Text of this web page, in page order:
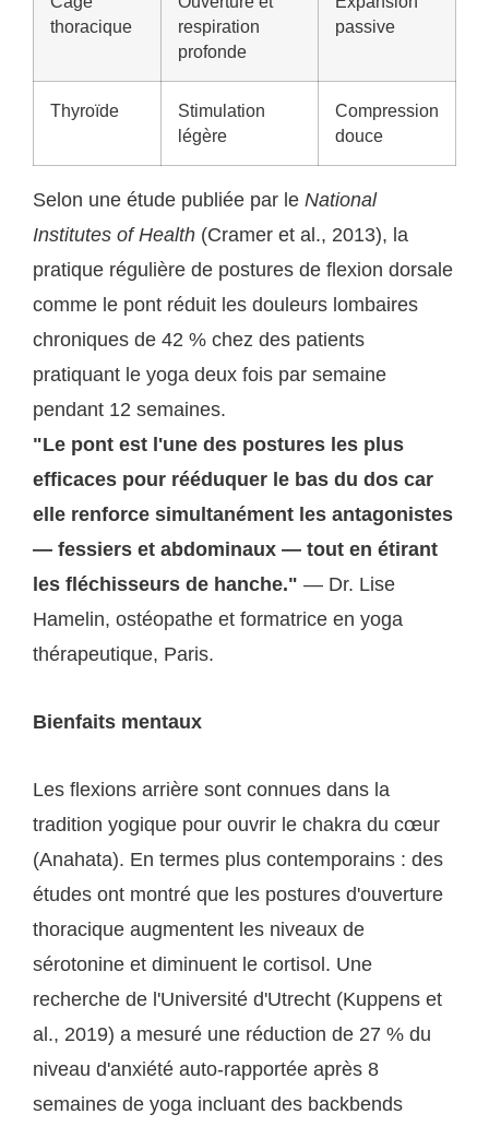
thoracique
respiration
profonde
passive
Thyroïde
Stimulation
légère
Compression
douce
Selon une étude publiée par le National
Institutes of Health (Cramer et al., 2013), la
pratique régulière de postures de flexion dorsale
comme le pont réduit les douleurs lombaires
chroniques de 42 % chez des patients
pratiquant le yoga deux fois par semaine
pendant 12 semaines.
"Le pont est l'une des postures les plus
efficaces pour rééduquer le bas du dos car
elle renforce simultanément les antagonistes
— fessiers et abdominaux — tout en étirant
les fléchisseurs de hanche." — Dr. Lise
Hamelin, ostéopathe et formatrice en yoga
thérapeutique, Paris.
Bienfaits mentaux
Les flexions arrière sont connues dans la
tradition yogique pour ouvrir le chakra du cœur
(Anahata). En termes plus contemporains : des
études ont montré que les postures d'ouverture
thoracique augmentent les niveaux de
sérotonine et diminuent le cortisol. Une
recherche de l'Université d'Utrecht (Kuppens et
al., 2019) a mesuré une réduction de 27 % du
niveau d'anxiété auto-rapportée après 8
semaines de yoga incluant des backbends